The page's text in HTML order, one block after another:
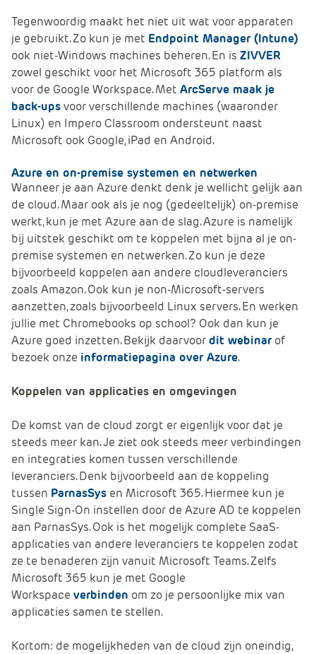
Tegenwoordig maakt het niet uit wat voor apparaten
je gebruikt. Zo kun je met Endpoint Manager (Intune)
ook niet-Windows machines beheren. En is ZIVVER
zowel geschikt voor het Microsoft 365 platform als
voor de Google Workspace. Met ArcServe maak je
back-upsvoor verschillende machines (waaronder
Linux) en Impero Classroom ondersteunt naast
Microsoft ook Google, iPad en Android.
Azure en on-premise systemen en netwerken
Wanneer je aan Azure denkt denk je wellicht gelijk aan
de cloud. Maar ook als je nog (gedeeltelijk) on-premise
werkt, kun je met Azure aan de slag. Azure is namelijk
bij uitstek geschikt om te koppelen met bijna al je on-
premise systemen en netwerken. Zo kun je deze
bijvoorbeeld koppelen aan andere cloudleveranciers
zoals Amazon. Ook kun je non-Microsoft-servers
aanzetten, zoals bijvoorbeeld Linux servers. En werken
jullie met Chromebooks op school? Ook dan kun je
Azure goed inzetten. Bekijk daarvoordit webinarof
bezoek onze informatiepagina over Azure.
Koppelen van applicaties en omgevingen
De komst van de cloud zorgt er eigenlijk voor dat je
steeds meer kan. Je ziet ook steeds meer verbindingen
en integraties komen tussen verschillende
leveranciers. Denk bijvoorbeeld aan de koppeling
tussen ParnasSys en Microsoft 365. Hiermee kun je
Single Sign-On instellen door de Azure AD te koppelen
aan ParnasSys. Ook is het mogelijk complete SaaS-
applicaties van andere leveranciers te koppelen zodat
ze te benaderen zijn vanuit Microsoft Teams. Zelfs
Microsoft 365 kun je met Google
Workspace verbinden om zo je persoonlijke mix van
applicaties samen te stellen.
Kortom: de mogelijkheden van de cloud zijn oneindig,